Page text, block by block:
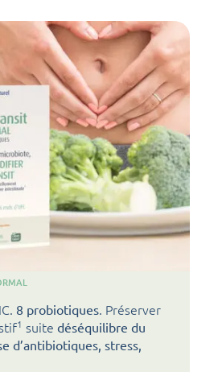
8 probiotiques. Préserver
1 suite déséquilibre du
d’antibiotiques, stress,